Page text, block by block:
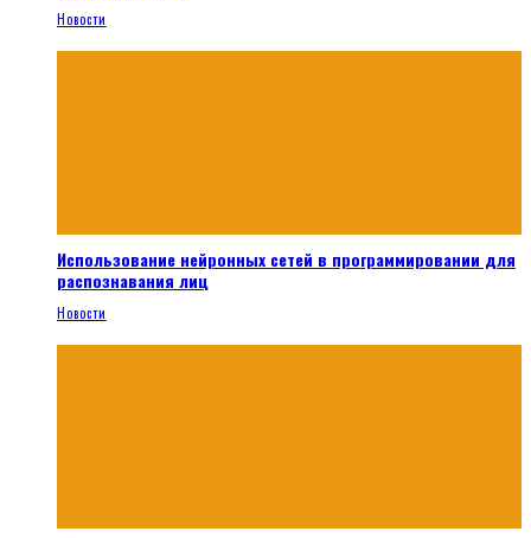
Новости
Использование нейронных сетей в программировании для
распознавания лиц
Новости